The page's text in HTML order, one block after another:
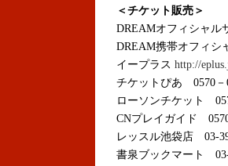
＜チケット販売＞
DREAMオフィシャ
DREAM携帯オフィ
イープラス http://
チケットぴあ 0570－
ローソンチケット
CNプレイガイド
レッスル池袋店 03-
書泉ブックマート 03-